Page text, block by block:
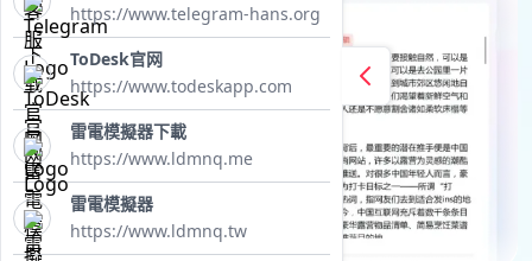
https://www.telegram-hans.org
ToDesk官网
https://www.todeskapp.com
雷電模擬器下載
https://www.ldmnq.me
雷電模擬器
https://www.ldmnq.tw